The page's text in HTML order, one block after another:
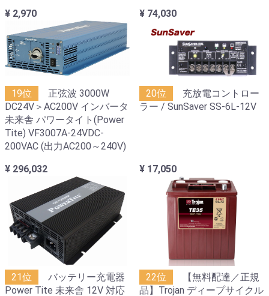
¥ 2,970
¥ 74,030
19位
正弦波 3000W
DC24V＞AC200V インバータ
未来舎 パワータイト(Power
Tite) VF3007A-24VDC-
200VAC (出力AC200～240V)
¥ 296,032
20位
充放電コントロー
ラー / SunSaver SS-6L-12V
¥ 17,050
21位
バッテリー充電器
Power Tite 未来舎 12V 対応
22位
【無料配達／正規
品】Trojan ディープサイクル